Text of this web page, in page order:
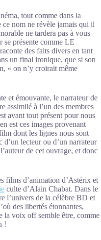
tout comme dans la
nom ne révèle jamais qui il
ne tardera pas à vous
se présente comme LE
des faits divers en tant
un final ironique, que si son
« on n’y croirait même
et émouvante, le narrateur de
assimilé à l’un des membres
avant tout présent pour nous
est ces images provenant
dont les lignes nous sont
d’un lecteur ou d’un narrateur
de cet ouvrage, et donc
films d’animation d’Astérix et
culte d’Alain Chabat. Dans le
l’univers de la célèbre BD et
des libertés étonnantes,
la voix off semble être, comme
!